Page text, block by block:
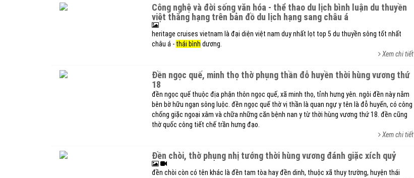
công nghệ và đời sống văn hóa - thể thao du lịch bình luận du thuyền
việt thăng hạng trên bản đồ du lịch hạng sang châu á
heritage cruises vietnam là đại diện việt nam duy nhất lọt top 5 du thuyền sông tốt nhất
châu á - thái bình dương.
Xem chi tiết
đền ngọc quế, minh thọ thờ phụng thần đỗ huyền thời hùng vương thứ
18
đền ngọc quế thuộc địa phận thôn ngọc quế, xã minh thọ, tỉnh hưng yên. ngôi đền này nằm
bên bờ hữu ngạn sông luộc. đền ngọc quế thờ vị thần là quan ngự y tên là đỗ huyến, có công
chống giặc ngoại xâm và chữa những căn bệnh nan y từ thời hùng vương thứ 18. đền cũng
thờ quốc công tiết chế trần hưng đạo.
Xem chi tiết
đền chòi, thờ phụng nhị tướng thời hùng vương đánh giặc xích quỷ
đền chòi còn có tên khác là đền tam tòa hay đền dinh, thuộc xã thụy trường, huyện thái